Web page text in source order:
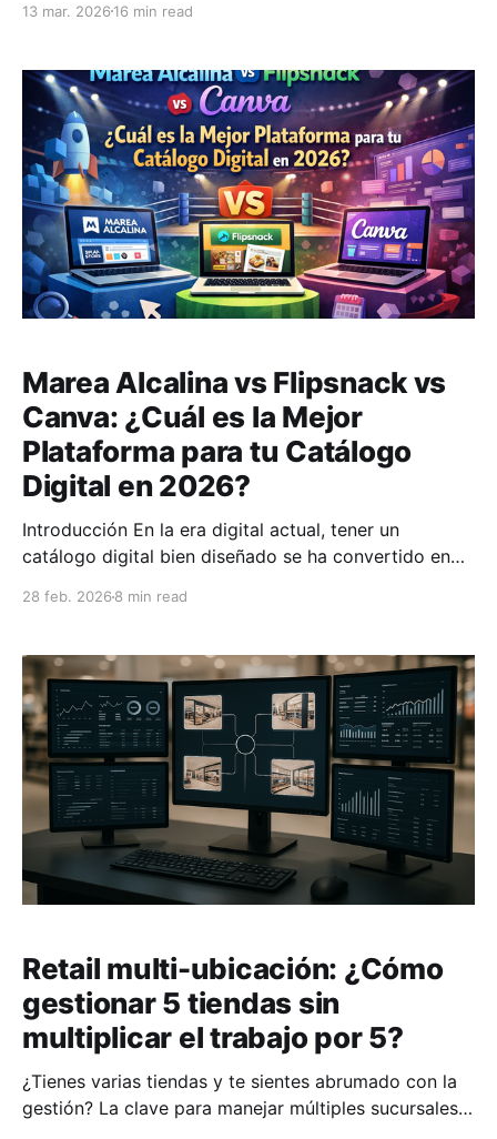
que mantener actualizados tus productos puede ser
noticia: en 2026, crear un catálogo digital gratis es
no solo
13 mar. 2026 16 min read
Marea Alcalina vs Flipsnack vs
Canva: ¿Cuál es la Mejor
Plataforma para tu Catálogo
Digital en 2026?
Introducción En la era digital actual, tener un
catálogo digital bien diseñado se ha convertido en
distribución o un emprendimiento en crecimiento, la
forma en que presentas
28 feb. 2026 8 min read
Retail multi-ubicación: ¿Cómo
gestionar 5 tiendas sin
multiplicar el trabajo por 5?
¿Tienes varias tiendas y te sientes abrumado con la
gestión? La clave para manejar múltiples sucursales